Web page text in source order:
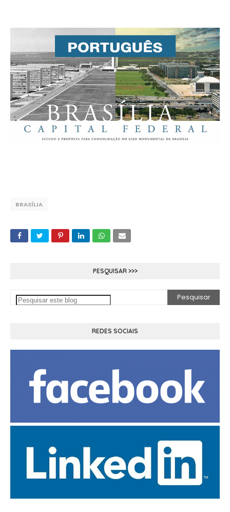
BRASÍLIA
PESQUISAR >>>
REDES SOCIAIS